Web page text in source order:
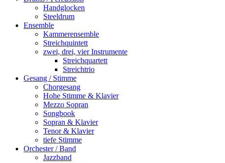
Handglocken
Steeldrum
Ensemble
Kammerensemble
Streichquintett
zwei, drei, vier Instrumente
Streichquartett
Streichtrio
Gesang / Stimme
Chorgesang
Hohe Stimme & Klavier
Mezzo Sopran
Songbook
Sopran & Klavier
Tenor & Klavier
tiefe Stimme
Orchester / Band
Jazzband